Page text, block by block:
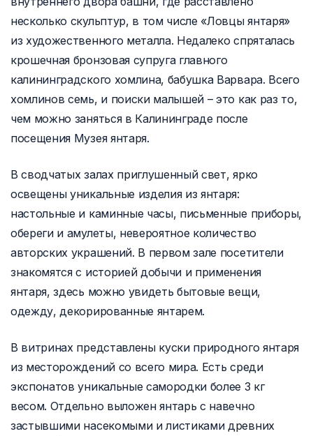
несколько скульптур, в том числе «Ловцы янтаря»
из художественного металла. Недалеко спряталась
крошечная бронзовая супруга главного
калининградского хомлина, бабушка Варвара. Всего
хомлинов семь, и поиски малышей – это как раз то,
чем можно заняться в Калининграде после
посещения Музея янтаря.
В сводчатых залах приглушенный свет, ярко
освещены уникальные изделия из янтаря:
настольные и каминные часы, письменные приборы,
обереги и амулеты, невероятное количество
авторских украшений. В первом зале посетители
знакомятся с историей добычи и применения
янтаря, здесь можно увидеть бытовые вещи,
одежду, декорированные янтарем.
В витринах представлены куски природного янтаря
из месторождений со всего мира. Есть среди
экспонатов уникальные самородки более 3 кг
весом. Отдельно выложен янтарь с навечно
застывшими насекомыми и листиками древних